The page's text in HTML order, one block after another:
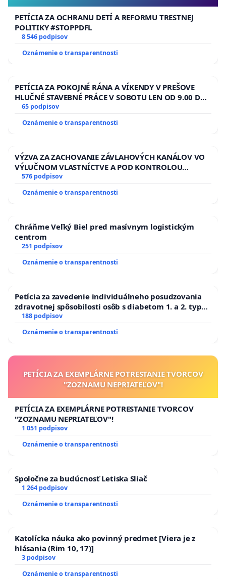
PETÍCIA ZA OCHRANU DETÍ A REFORMU TRESTNEJ
POLITIKY #STOPPDFL
8 546 podpisov
Oznámenie o transparentnosti
PETÍCIA ZA POKOJNÉ RÁNA A VÍKENDY V PREŠOVE
HLUČNÉ STAVEBNÉ PRÁCE V SOBOTU LEN OD 9.00 DO
13.00 HOD., CEZ PRACOVNÝ TÝŽDEŇ CIEĽ 8.00 – 18.00
HOD. A PRAVIDELNÁ KONTROLA STAVBY C-AREA NA
ĎUMBIERSKEJ/MAGU
65 podpisov
Oznámenie o transparentnosti
VÝZVA ZA ZACHOVANIE ZÁVLAHOVÝCH KANÁLOV VO
VÝLUČNOM VLASTNÍCTVE A POD KONTROLOU
SLOVENSKEJ REPUBLIKY & žiadosť na riešenie
zanedbaného stavu závlahových a odvodňovacích
kanálov na Slovensku
576 podpisov
Oznámenie o transparentnosti
Chráňme Veľký Biel pred masívnym logistickým
centrom
251 podpisov
Oznámenie o transparentnosti
Petícia za zavedenie individuálneho posudzovania
zdravotnej spôsobilosti osôb s diabetom 1. a 2. typu
pri prijímaní do Policajného zboru SR
188 podpisov
Oznámenie o transparentnosti
PETÍCIA ZA EXEMPLÁRNE POTRESTANIE TVORCOV
"ZOZNAMU NEPRIATEĽOV"!
PETÍCIA ZA EXEMPLÁRNE POTRESTANIE TVORCOV
"ZOZNAMU NEPRIATEĽOV"!
1 051 podpisov
Oznámenie o transparentnosti
Spoločne za budúcnosť Letiska Sliač
1 264 podpisov
Oznámenie o transparentnosti
Katolícka náuka ako povinný predmet [Viera je z
hlásania (Rim 10, 17)]
3 podpisov
Oznámenie o transparentnosti